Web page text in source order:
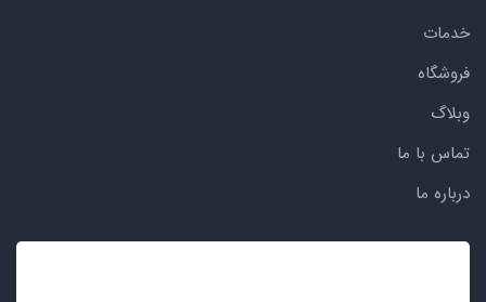
خدمات
فروشگاه
وبلاگ
تماس با ما
درباره ما